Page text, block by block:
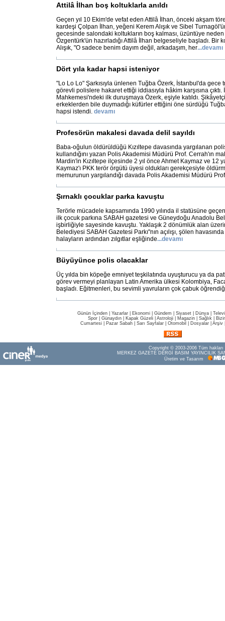
Attilâ İlhan boş koltuklarla anıldı
Geçen yıl 10 Ekim'de vefat eden Attilâ İlhan, önceki akşam
kardeşi Çolpan İlhan, yeğeni Kerem Alışık ve Sibel
gecesinde salondaki koltukların boş kalması, üzüntüye
Özgentürk'ün hazırladığı Attilâ İlhan belgeseliyle başladı. Bir
Alışık, "O sadece benim dayım değil, arkadaşım, her...devamı
Dört yıla kadar hapsi isteniyor
"Lo Lo Lo" Şarkısıyla ünlenen Tuğba Özerk, İstanbul'da gece
görevli polislere hakaret ettiği iddiasıyla hâkim karşısına
Mahkemesi'ndeki ilk duruşmaya Özerk, eşiyle katıldı.
erkeklerden bile duymadığı küfürler ettiğini öne sürdüğü
hapsi istendi. devamı
Profesörün makalesi davada delil sayıldı
Baba-oğulun öldürüldüğü Kızıltepe davasında yargılanan
kullandığını yazan Polis Akademisi Müdürü Prof. Cerrah'ın
Mardin'in Kızıltepe ilçesinde 2 yıl önce Ahmet Kaymaz ve 12
Kaymaz'ı PKK terör örgütü üyesi oldukları gerekçesiyle
memurunun yargılandığı davada Polis Akademisi Müdürü
Şırnaklı çocuklar parka kavuştu
Terörle mücadele kapsamında 1990 yılında il statüsüne
ilk çocuk parkına SABAH gazetesi ve Güneydoğu Anadolu
işbirliğiyle sayesinde kavuştu. Yaklaşık 2 dönümlük alan
Belediyesi SABAH Gazetesi Parkı"nın açılışı, şölen
halayların ardından zılgıtlar eşliğinde...devamı
Büyüyünce polis olacaklar
Üç yılda bin köpeğe emniyet teşkilatında uyuşturucu ya da
görev vermeyi planlayan Latin Amerika ülkesi Kolombiya,
başladı. Eğitmenleri, bu sevimli yavruların çok çabuk
Günün İçinden Yazarlar Ekonomi Gündem Siyaset Dünya |
Spor
Günaydın Kapak Güzeli Astroloji Magazin Sağlık
Cumartesi
Pazar Sabah Sarı Sayfalar Otomobil Dosyalar Arşiv
Copyright © 2003-2006 Tüm hakları
MERKEZ GAZETE DERGİ BASIM YAYINCILIK
Üretim ve Tasarım